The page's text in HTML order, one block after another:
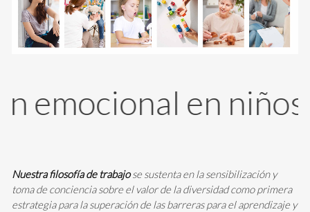
en niños
Nuestra filosofía de trabajose sustenta en la sensibilización y
toma de conciencia sobre el valor de la diversidad como primera
estrategia para la superación de las barreras para el aprendizaje y